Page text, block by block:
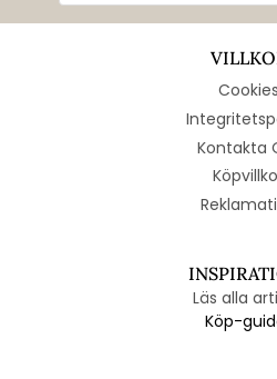
Cookies
Kontakta
Läs alla
Köp-